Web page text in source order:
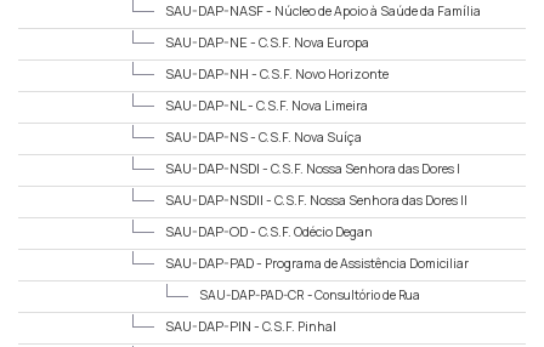
SAU-DAP-NASF - Núcleo de Apoio à Saúde da Família
SAU-DAP-NE - C.S.F. Nova Europa
SAU-DAP-NH - C.S.F. Novo Horizonte
SAU-DAP-NL - C.S.F. Nova Limeira
SAU-DAP-NS - C.S.F. Nova Suíça
SAU-DAP-NSDI - C.S.F. Nossa Senhora das Dores I
SAU-DAP-NSDII - C.S.F. Nossa Senhora das Dores II
SAU-DAP-OD - C.S.F. Odécio Degan
SAU-DAP-PAD - Programa de Assistência Domiciliar
SAU-DAP-PAD-CR -Consultório de Rua
SAU-DAP-PIN - C.S.F. Pinhal